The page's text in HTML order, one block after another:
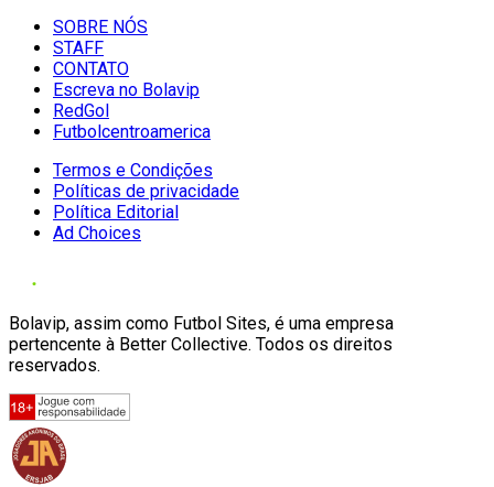
SOBRE NÓS
STAFF
CONTATO
Escreva no Bolavip
RedGol
Futbolcentroamerica
Termos e Condições
Políticas de privacidade
Política Editorial
Ad Choices
Bolavip, assim como Futbol Sites, é uma empresa
pertencente à Better Collective. Todos os direitos
reservados.